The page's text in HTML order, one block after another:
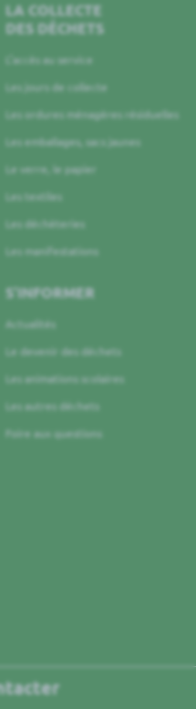
LA COLLECTE
DES DÉCHETS
L’accès au service
Les jours de collecte
Les ordures ménagères résiduelles
Les emballages, sacs jaunes
Le verre, le papier
Les textiles
Les déchèteries
Les manifestations
S’INFORMER
Actualités
Le devenir des déchets
Les animations scolaires
Les autres déchets
Foire aux questions